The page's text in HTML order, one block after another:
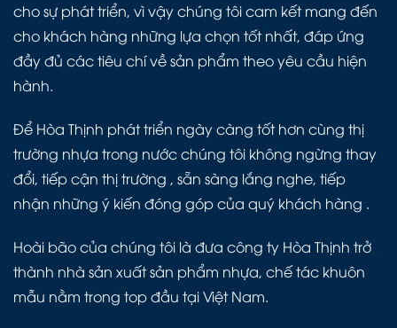
cho sự phát triển, vì vậy chúng tôi cam kết mang đến
cho khách hàng những lựa chọn tốt nhất, đáp ứng
đầy đủ các tiêu chí về sản phẩm theo yêu cầu hiện
hành.
Để Hòa Thịnh phát triển ngày càng tốt hơn cùng thị
trường nhựa trong nước chúng tôi không ngừng thay
đổi, tiếp cận thị trường , sẵn sàng lắng nghe, tiếp
nhận những ý kiến đóng góp của quý khách hàng .
Hoài bão của chúng tôi là đưa công ty Hòa Thịnh trở
thành nhà sản xuất sản phẩm nhựa, chế tác khuôn
mẫu nằm trong top đầu tại Việt Nam.